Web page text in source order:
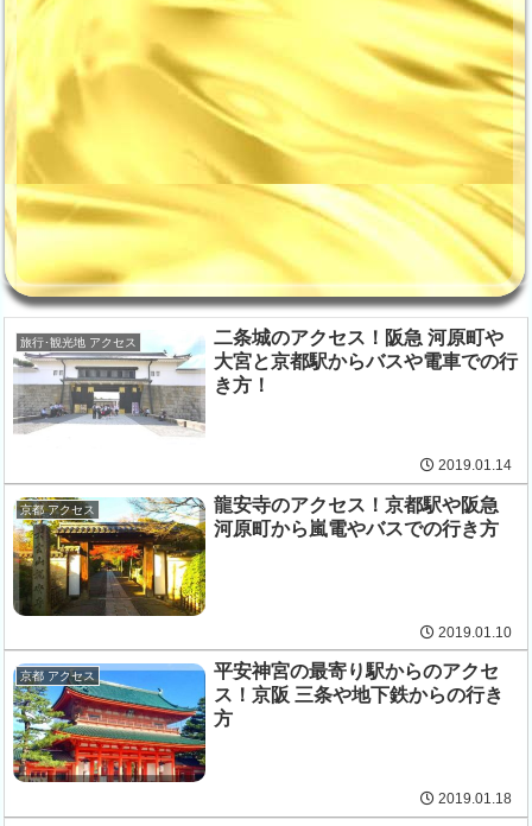
旅行･観光地 アクセス
二条城のアクセス！阪急 河原町や
大宮と京都駅からバスや電車での行
き方！
2019.01.14
京都 アクセス
龍安寺のアクセス！京都駅や阪急
河原町から嵐電やバスでの行き方
2019.01.10
京都 アクセス
平安神宮の最寄り駅からのアクセ
ス！京阪 三条や地下鉄からの行き
方
2019.01.18